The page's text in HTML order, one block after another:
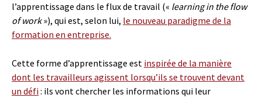
l’apprentissage dans le flux de travail (« learning in the flow
of work»), qui est, selon lui, le nouveau paradigme de la
formation en entreprise.
Cette forme d’apprentissage est inspirée de la manière
dont les travailleurs agissent lorsqu’ils se trouvent devant
un défi : ils vont chercher les informations qui leur